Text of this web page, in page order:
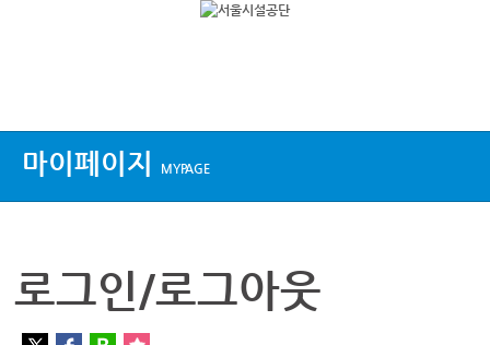
마이페이지 MYPAGE
로그인/로그아웃